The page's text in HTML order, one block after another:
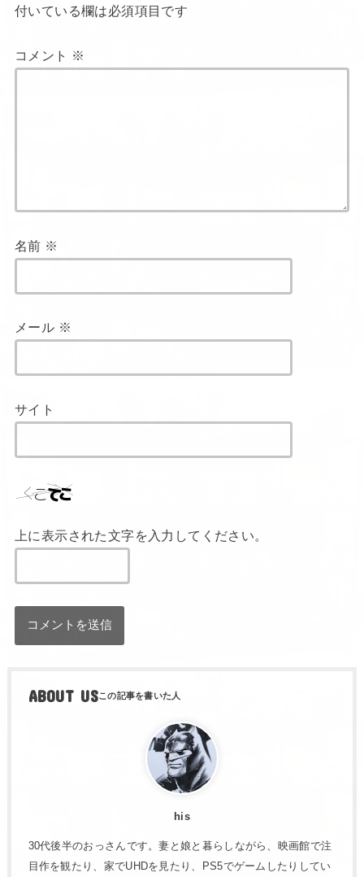
付いている欄は必須項目です
コメント ※
名前 ※
メール ※
サイト
上に表示された文字を入力してください。
ABOUT US
his
30代後半のおっさんです。妻と娘と暮らしながら、映画館で注
目作を観たり、家でUHDを見たり、PS5でゲームしたりしてい